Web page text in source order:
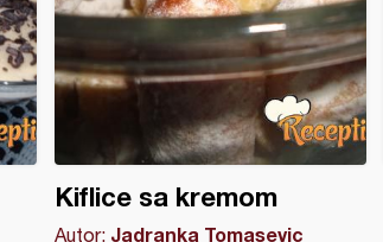
Kiflice sa kremom
Autor: Jadranka Tomasevic